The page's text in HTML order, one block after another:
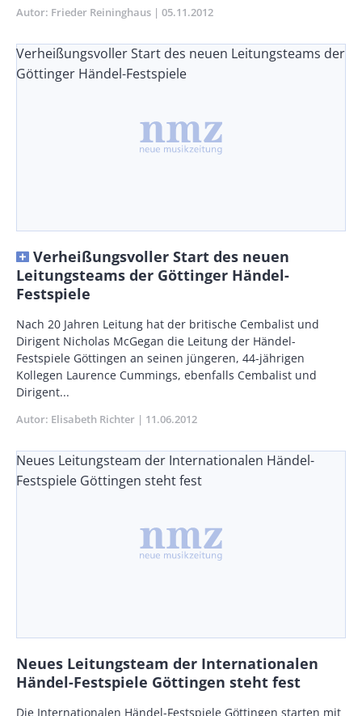
Autor Frieder Reininghaus Publikationsdatum
05.11.2012
Verheißungsvoller Start des neuen Leitungsteams der
Göttinger Händel-Festspiele
Verheißungsvoller Start des neuen
Leitungsteams der Göttinger Händel-
Festspiele
Body
Nach 20 Jahren Leitung hat der britische Cembalist und
Dirigent Nicholas McGegan die Leitung der Händel-
Festspiele Göttingen an seinen jüngeren, 44-jährigen
Kollegen Laurence Cummings, ebenfalls Cembalist und
Dirigent...
Autor Elisabeth Richter Publikationsdatum
11.06.2012
Neues Leitungsteam der Internationalen Händel-
Festspiele Göttingen steht fest
Neues Leitungsteam der Internationalen
Händel-Festspiele Göttingen steht fest
Body
Die Internationalen Händel-Festspiele Göttingen starten mit